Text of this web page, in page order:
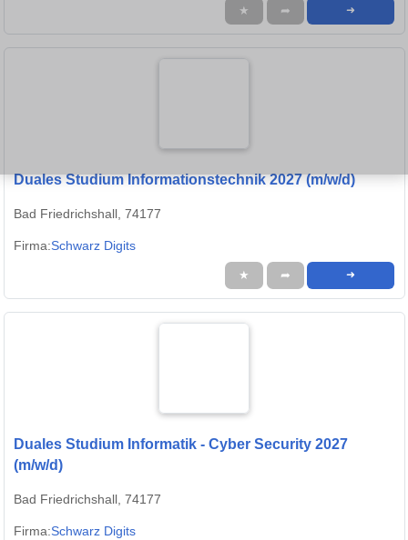
★ ➦ ➜
Duales Studium Informationstechnik 2027 (m/w/d)
Bad Friedrichshall, 74177
Firma:Schwarz Digits
★ ➦ ➜
Duales Studium Informatik - Cyber Security 2027
(m/w/d)
Bad Friedrichshall, 74177
Firma:Schwarz Digits